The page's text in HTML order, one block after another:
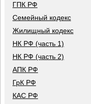
ГПК РФ
Семейный кодекс
Жилищный кодекс
НК РФ (часть 1)
НК РФ (часть 2)
АПК РФ
ГрК РФ
КАС РФ